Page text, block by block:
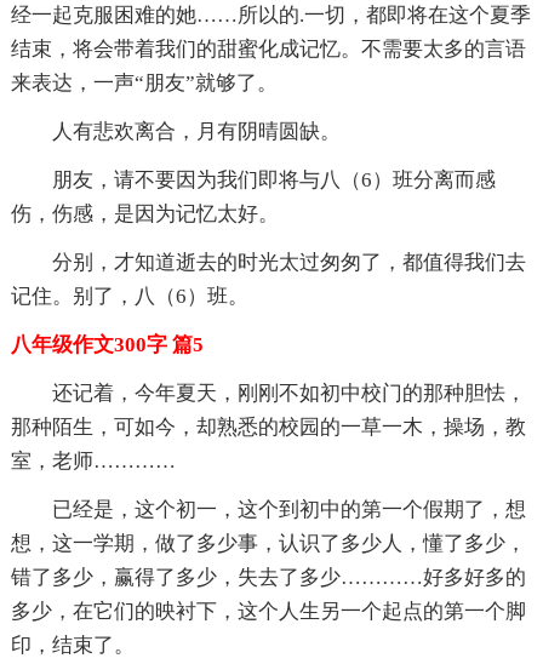
经一起克服困难的她……所以的.一切，都即将在这个夏季
结束，将会带着我们的甜蜜化成记忆。不需要太多的言语
来表达，一声“朋友”就够了。
人有悲欢离合，月有阴晴圆缺。
朋友，请不要因为我们即将与八（6）班分离而感
伤，伤感，是因为记忆太好。
分别，才知道逝去的时光太过匆匆了，都值得我们去
记住。别了，八（6）班。
八年级作文300字 篇5
还记着，今年夏天，刚刚不如初中校门的那种胆怯，
那种陌生，可如今，却熟悉的校园的一草一木，操场，教
室，老师…………
已经是，这个初一，这个到初中的第一个假期了，想
想，这一学期，做了多少事，认识了多少人，懂了多少，
错了多少，赢得了多少，失去了多少…………好多好多的
多少，在它们的映衬下，这个人生另一个起点的第一个脚
印，结束了。